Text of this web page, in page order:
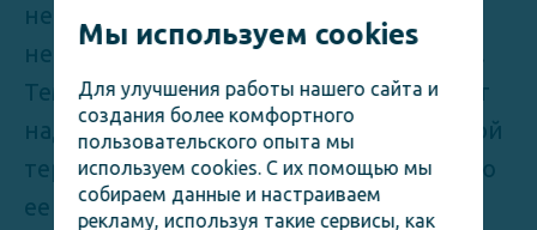
необходимого оборудования в
некоторых медицинских учреждениях.
Тем не менее, многие страны работают
над улучшением доступности таргетной
терапии, что способствует расширению
ее применения и в конечном итоге
Мы используем cookies
Для улучшения работы нашего сайта и
создания более комфортного
пользовательского опыта мы
используем cookies. С их помощью мы
собираем данные и настраиваем
рекламу, используя такие сервисы, как